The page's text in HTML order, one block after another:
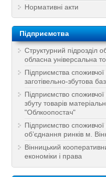
Нормативні акти
Підприємства
Структурний підрозділ
обласна універсальна
Підприємства споживчої
заготівельно-збутова
Підприємство
збуту товарів
"Облкоопостач"
Підприємство
об’єднання ринків м.
Вінницький
економіки і права